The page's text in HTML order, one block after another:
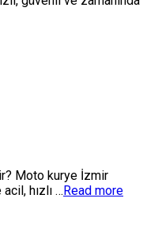
Moto kurye İzmir
hızlı …Read more